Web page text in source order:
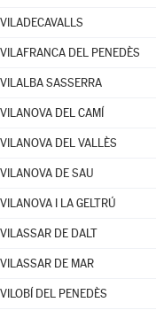
VILADECAVALLS
VILAFRANCA DEL PENEDÈS
VILALBA SASSERRA
VILANOVA DEL CAMÍ
VILANOVA DEL VALLÈS
VILANOVA DE SAU
VILANOVA I LA GELTRÚ
VILASSAR DE DALT
VILASSAR DE MAR
VILOBÍ DEL PENEDÈS